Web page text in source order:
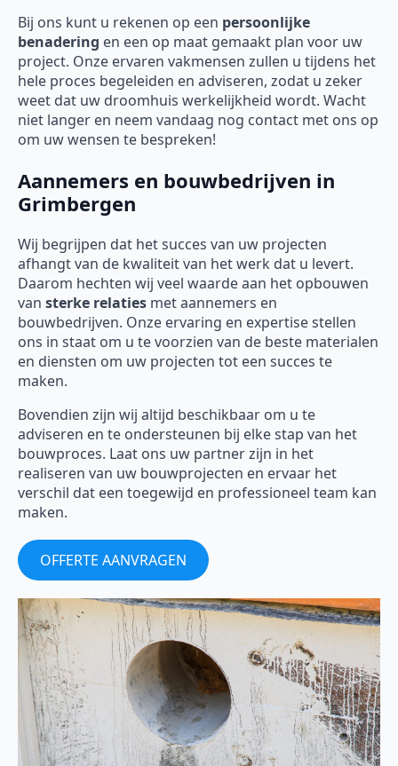
Bij ons kunt u rekenen op een persoonlijke
benadering en een op maat gemaakt plan voor uw
project. Onze ervaren vakmensen zullen u tijdens het
hele proces begeleiden en adviseren, zodat u zeker
weet dat uw droomhuis werkelijkheid wordt. Wacht
niet langer en neem vandaag nog contact met ons op
om uw wensen te bespreken!
Aannemers en bouwbedrijven in
Grimbergen
Wij begrijpen dat het succes van uw projecten
afhangt van de kwaliteit van het werk dat u levert.
Daarom hechten wij veel waarde aan het opbouwen
van sterke relaties met aannemers en
bouwbedrijven. Onze ervaring en expertise stellen
ons in staat om u te voorzien van de beste materialen
en diensten om uw projecten tot een succes te
maken.
Bovendien zijn wij altijd beschikbaar om u te
adviseren en te ondersteunen bij elke stap van het
bouwproces. Laat ons uw partner zijn in het
realiseren van uw bouwprojecten en ervaar het
verschil dat een toegewijd en professioneel team kan
maken.
OFFERTE AANVRAGEN